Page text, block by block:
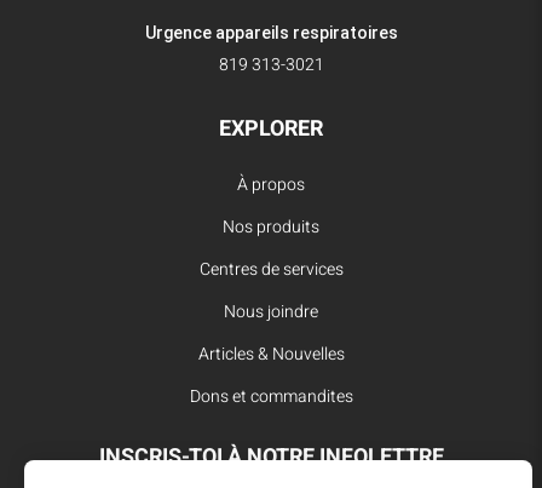
Urgence appareils respiratoires
819 313-3021
EXPLORER
À propos
Nos produits
Centres de services
Nous joindre
Articles & Nouvelles
Dons et commandites
INSCRIS-TOI À NOTRE INFOLETTRE